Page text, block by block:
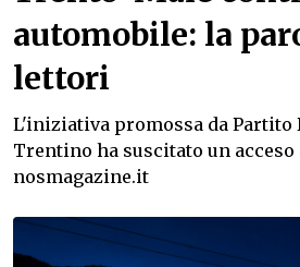
automobile: la
lettori
L'iniziativa promossa da Partito
Trentino ha suscitato un
nosmagazine.it